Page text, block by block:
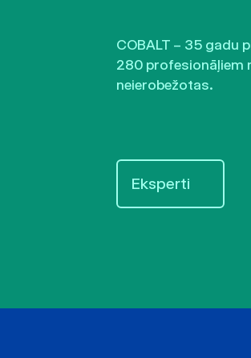
COBALT – 35 gadu
280 profesionāļiem
neierobežotas.
Eksperti